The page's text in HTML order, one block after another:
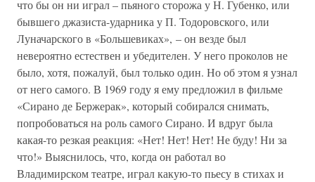
что бы он ни играл – пьяного сторожа у Н. Губенко, или
бывшего джазиста-ударника у П. Тодоровского, или
Луначарского в «Большевиках», – он везде был
невероятно естествен и убедителен. У него проколов не
было, хотя, пожалуй, был только один. Но об этом я узнал
от него самого. В 1969 году я ему предложил в фильме
«Сирано де Бержерак», который собирался снимать,
попробоваться на роль самого Сирано. И вдруг была
какая-то резкая реакция: «Нет! Нет! Нет! Не буду! Ни за
что!» Выяснилось, что, когда он работал во
Владимирском театре, играл какую-то пьесу в стихах и